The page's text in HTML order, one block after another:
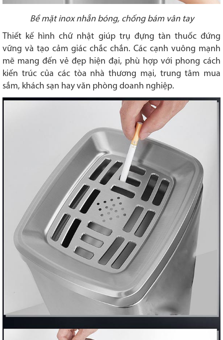
Bề mặt inox nhẵn bóng, chống bám vân tay
Thiết kế hình chữ nhật giúp trụ đựng tàn thuốc đứng
vững và tạo cảm giác chắc chắn. Các cạnh vuông mạnh
mẽ mang đến vẻ đẹp hiện đại, phù hợp với phong cách
kiến trúc của các tòa nhà thương mại, trung tâm mua
sắm, khách sạn hay văn phòng doanh nghiệp.